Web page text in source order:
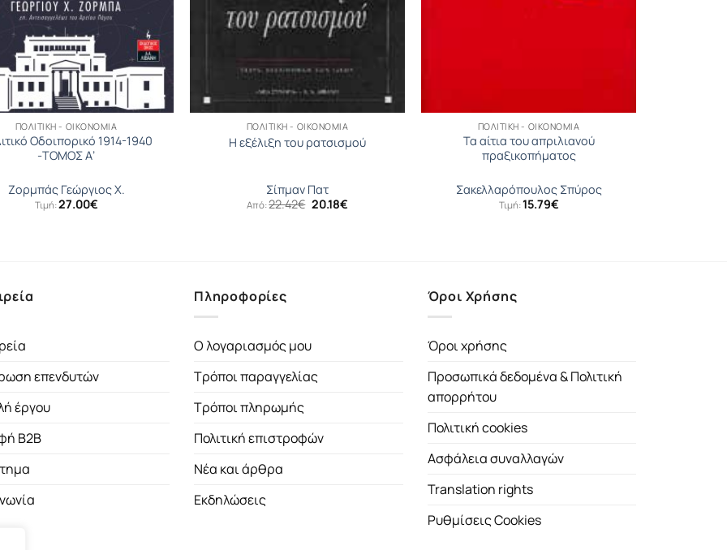
ΠΟΛΙΤΙΚΉ - ΟΙΚΟΝΟΜΊΑ
Οδοιπορικό 1914-1940
-ΤΟΜΟΣ Α’
Ζορµπάς Γεώργιος Χ.
Τιμή:27.00€
ΠΟΛΙΤΙΚΉ - ΟΙΚΟΝΟΜΊΑ
Η εξέλιξη του ρατσισμού
Σίπμαν Πατ
Από:22.42€ Original
20.18€Η
ΠΟΛΙΤΙΚΉ - ΟΙΚΟΝΟΜΊΑ
Τα αίτια του απριλιανού
πραξικοπήματος
Σακελλαρόπουλος Σπύρος
Τιμή:15.79€
επενδυτών
έργου
B2B
Πληροφορίες
Ο λογαριασμός μου
Τρόποι παραγγελίας
Τρόποι πληρωμής
Πολιτική επιστροφών
Νέα και άρθρα
Εκδηλώσεις
Όροι Χρήσης
Όροι χρήσης
Προσωπικά δεδομένα & Πολιτική
απορρήτου
Πολιτική cookies
Ασφάλεια συναλλαγών
Translation rights
Ρυθμίσεις Cookies